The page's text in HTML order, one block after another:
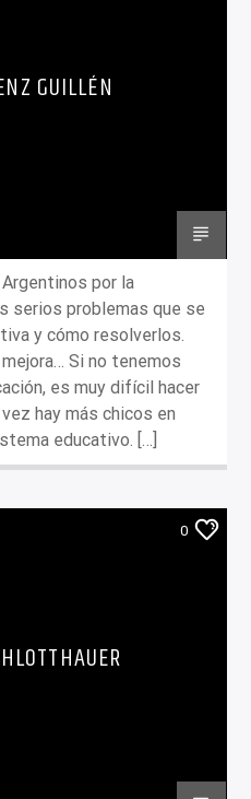
GUILLÉN
por la
serios problemas que se
y cómo resolverlos.
Si no tenemos
es muy difícil hacer
hay más chicos en
educativo. […]
0